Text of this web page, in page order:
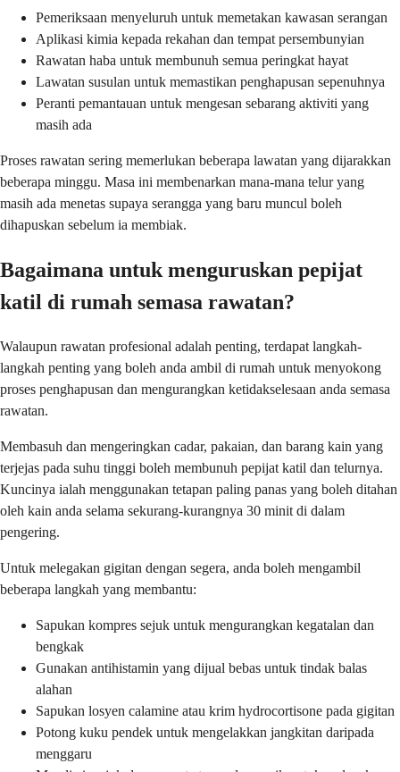
Pemeriksaan menyeluruh untuk memetakan kawasan serangan
Aplikasi kimia kepada rekahan dan tempat persembunyian
Rawatan haba untuk membunuh semua peringkat hayat
Lawatan susulan untuk memastikan penghapusan sepenuhnya
Peranti pemantauan untuk mengesan sebarang aktiviti yang
masih ada
Proses rawatan sering memerlukan beberapa lawatan yang dijarakkan
beberapa minggu. Masa ini membenarkan mana-mana telur yang
masih ada menetas supaya serangga yang baru muncul boleh
dihapuskan sebelum ia membiak.
Bagaimana untuk menguruskan pepijat
katil di rumah semasa rawatan?
Walaupun rawatan profesional adalah penting, terdapat langkah-
langkah penting yang boleh anda ambil di rumah untuk menyokong
proses penghapusan dan mengurangkan ketidakselesaan anda semasa
rawatan.
Membasuh dan mengeringkan cadar, pakaian, dan barang kain yang
terjejas pada suhu tinggi boleh membunuh pepijat katil dan telurnya.
Kuncinya ialah menggunakan tetapan paling panas yang boleh ditahan
oleh kain anda selama sekurang-kurangnya 30 minit di dalam
pengering.
Untuk melegakan gigitan dengan segera, anda boleh mengambil
beberapa langkah yang membantu:
Sapukan kompres sejuk untuk mengurangkan kegatalan dan
bengkak
Gunakan antihistamin yang dijual bebas untuk tindak balas
alahan
Sapukan losyen calamine atau krim hydrocortisone pada gigitan
Potong kuku pendek untuk mengelakkan jangkitan daripada
menggaru